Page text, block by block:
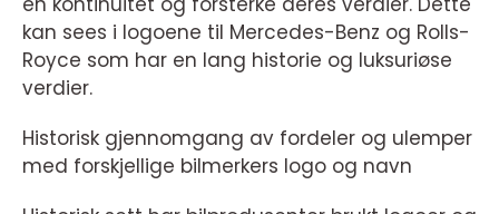
kan sees i logoene til Mercedes-Benz og Rolls-
Royce som har en lang historie og luksuriøse
verdier.
Historisk gjennomgang av fordeler og ulemper
med forskjellige bilmerkers logo og navn